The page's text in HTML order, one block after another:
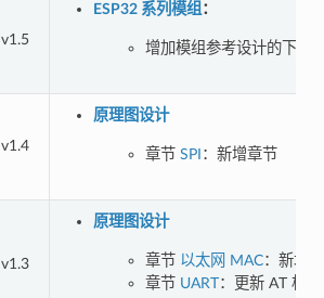
v1.5
ESP32 系列模组：
增加模组参考设计的下载
v1.4
原理图设计
章节 SPI ：新增章节
v1.3
原理图设计
章节 以太网 MAC：新增
章节 UART：更新 AT 相